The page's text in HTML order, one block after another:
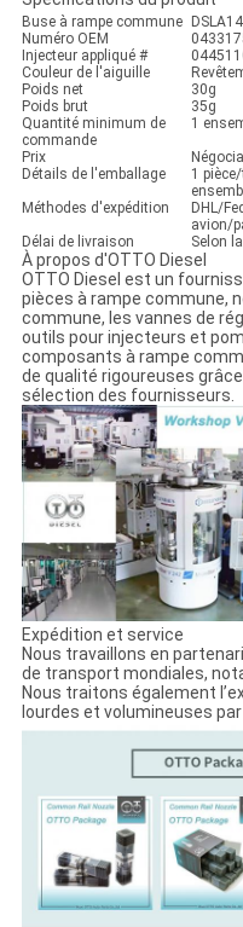
Buse à rampe commune
Numéro OEM
Injecteur appliqué #
Couleur de l'aiguille
Poids net
30g
Poids brut
35g
Quantité minimum de
commande
1
Prix
Détails de l'emballage
1
Méthodes d'expédition
DHL/
avion/
Délai de livraison
Selon
À propos d'OTTO Diesel
OTTO Diesel est un
pièces à rampe commune,
commune, les vannes de
outils pour injecteurs et
composants à rampe
de qualité rigoureuses
sélection des fournisseurs.
Expédition et service
Nous travaillons en
de transport mondiales,
Nous traitons également
lourdes et volumineuses